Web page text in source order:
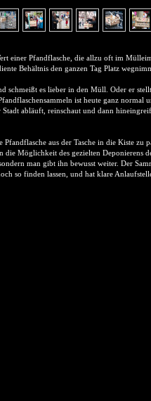
einer Pfandflasche, die allzu oft im
Behältnis den ganzen Tag Platz
schmeißt es lieber in den Müll. Oder er
ist heute ganz
abläuft, reinschaut und dann
aus der Tasche in die Kiste zu
die Möglichkeit des gezielten Deponierens
man gibt ihn bewusst weiter. Der
so finden lassen, und hat klare